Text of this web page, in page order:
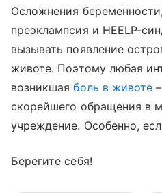
Осложнения
преэклампсия и HEELP-
вызывать появление
животе. Поэтому любая
возникшаяболь в животе
скорейшего обращения в
учреждение. Особенно,
Берегите себя!